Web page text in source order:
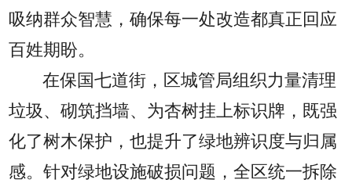
吸纳群众智慧，确保每一处改造都真正回应
百姓期盼。
在保国七道街，区城管局组织力量清理
垃圾、砌筑挡墙、为杏树挂上标识牌，既强
化了树木保护，也提升了绿地辨识度与归属
感。针对绿地设施破损问题，全区统一拆除